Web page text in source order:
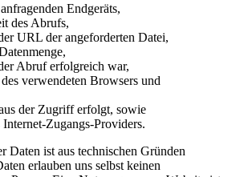
Endgeräts,
des Abrufs,
URL der angeforderten Datei,
Abruf erfolgreich war,
verwendeten Browsers und
der Zugriff erfolgt, sowie
Internet-Zugangs-Providers.
Daten ist aus technischen Gründen
erlauben uns selbst keinen